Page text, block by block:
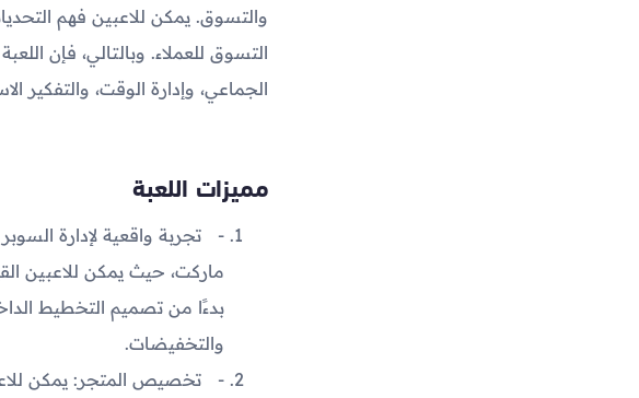
والتسوق. يمكن للاعبين فهم
التسوق للعملاء. وبالتالي، فإن
الجماعي، وإدارة الوقت، والتفكير
مميزات اللعبة
تجربة واقعية لإدارة
ماركت، حيث يمكن للاعبين
بدءًا من تصميم التخطيط
والتخفيضات.
تخصيص المتجر: يمكن